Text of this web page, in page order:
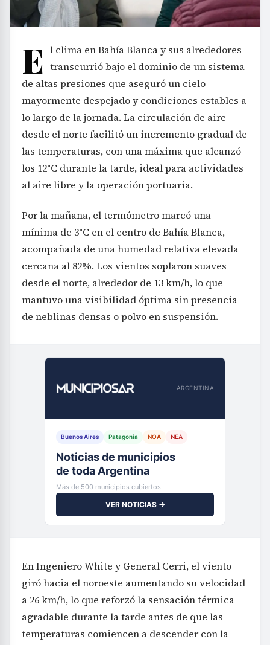
E l clima en Bahía Blanca y sus alrededores
de altas presiones que aseguró un cielo
mayormente despejado y condiciones estables a
lo largo de la jornada. La circulación de aire
desde el norte facilitó un incremento gradual de
las temperaturas, con una máxima que alcanzó
los 12°C durante la tarde, ideal para actividades
al aire libre y la operación portuaria.
Por la mañana, el termómetro marcó una
acompañada de una humedad relativa elevada
cercana al 82%. Los vientos soplaron suaves
desde el norte, alrededor de 13 km/h, lo que
mantuvo una visibilidad óptima sin presencia
de neblinas densas o polvo en suspensión.
ARGENTINA
al instante
Más de 500 municipios cubiertos
VER NOTICIAS →
a 26 km/h, lo que reforzó la sensación térmica
agradable durante la tarde antes de que las
temperaturas comiencen a descender con la
llegada de la noche. Esta dinámica se replicó en
localidades vecinas como Punta Alta y Monte